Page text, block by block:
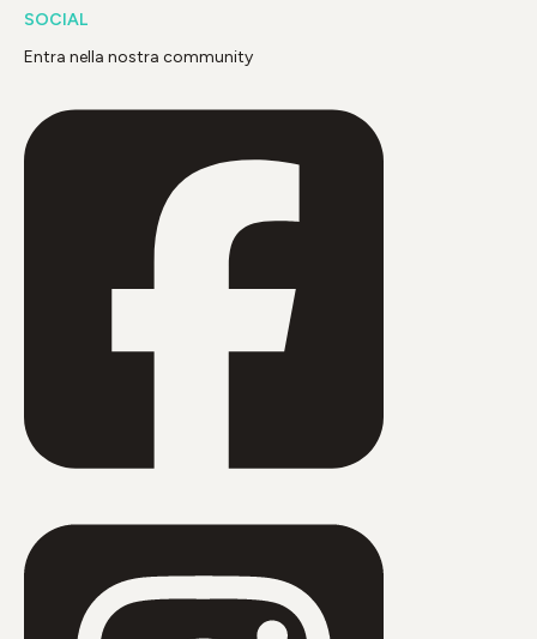
SOCIAL
Entra nella nostra community